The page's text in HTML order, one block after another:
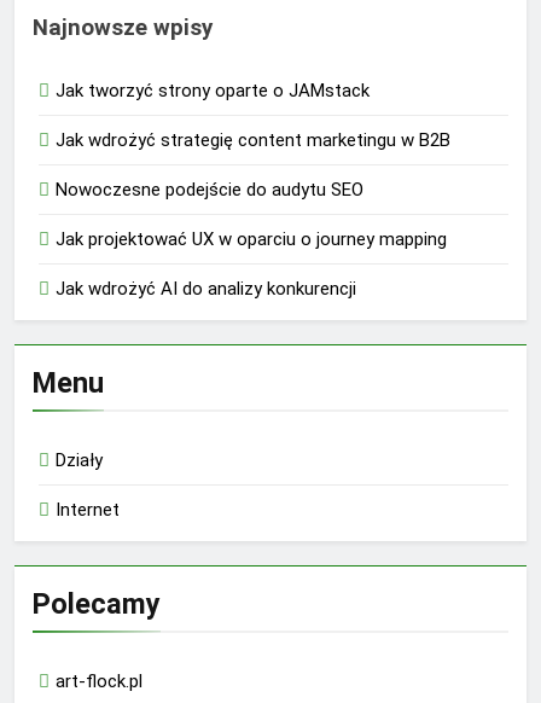
Najnowsze wpisy
Jak tworzyć strony oparte o JAMstack
Jak wdrożyć strategię content marketingu w B2B
Nowoczesne podejście do audytu SEO
Jak projektować UX w oparciu o journey mapping
Jak wdrożyć AI do analizy konkurencji
Menu
Działy
Internet
Polecamy
art-flock.pl